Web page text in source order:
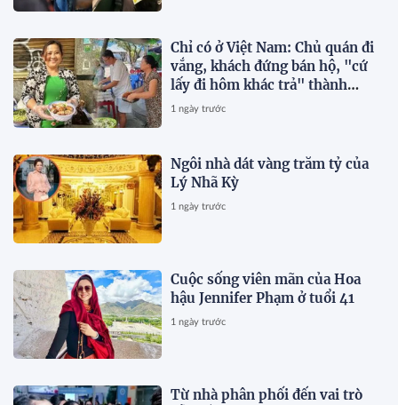
Chỉ có ở Việt Nam: Chủ quán đi
vắng, khách đứng bán hộ, "cứ
lấy đi hôm khác trả" thành
chuyện thường ngày
1 ngày trước
Ngôi nhà dát vàng trăm tỷ của
Lý Nhã Kỳ
1 ngày trước
Cuộc sống viên mãn của Hoa
hậu Jennifer Phạm ở tuổi 41
1 ngày trước
Từ nhà phân phối đến vai trò